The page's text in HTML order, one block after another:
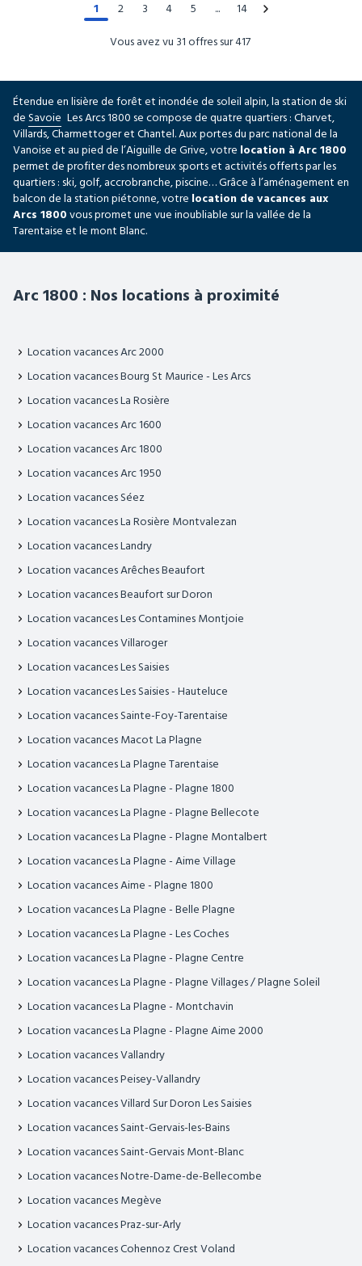
Étendue en lisière de forêt et inondée de soleil alpin, la station de ski
de Savoie Les Arcs 1800 se compose de quatre quartiers : Charvet,
Villards, Charmettoger et Chantel. Aux portes du parc national de la
Vanoise et au pied de l’Aiguille de Grive, votre location à Arc 1800
permet de profiter des nombreux sports et activités offerts par les
quartiers : ski, golf, accrobranche, piscine… Grâce à l’aménagement en
balcon de la station piétonne, votre location de vacances aux
Arcs 1800 vous promet une vue inoubliable sur la vallée de la
Tarentaise et le mont Blanc.
1 2 3 4 5 14
Vous avez vu 31 offres sur 417
Arc 1800 : Nos locations à proximité
Location vacances Arc 2000
Location vacances Bourg St Maurice - Les Arcs
Location vacances La Rosière
Location vacances Arc 1600
Location vacances Arc 1800
Location vacances Arc 1950
Location vacances Séez
Location vacances La Rosière Montvalezan
Location vacances Landry
Location vacances Arêches Beaufort
Location vacances Beaufort sur Doron
Location vacances Les Contamines Montjoie
Location vacances Villaroger
Location vacances Les Saisies
Location vacances Les Saisies - Hauteluce
Location vacances Sainte-Foy-Tarentaise
Location vacances Macot La Plagne
Location vacances La Plagne Tarentaise
Location vacances La Plagne - Plagne 1800
Location vacances La Plagne - Plagne Bellecote
Location vacances La Plagne - Plagne Montalbert
Location vacances La Plagne - Aime Village
Location vacances Aime - Plagne 1800
Location vacances La Plagne - Belle Plagne
Location vacances La Plagne - Les Coches
Location vacances La Plagne - Plagne Centre
Location vacances La Plagne - Plagne Villages / Plagne Soleil
Location vacances La Plagne - Montchavin
Location vacances La Plagne - Plagne Aime 2000
Location vacances Vallandry
Location vacances Peisey-Vallandry
Location vacances Villard Sur Doron Les Saisies
Location vacances Saint-Gervais-les-Bains
Location vacances Saint-Gervais Mont-Blanc
Location vacances Notre-Dame-de-Bellecombe
Location vacances Megève
Location vacances Praz-sur-Arly
Location vacances Cohennoz Crest Voland